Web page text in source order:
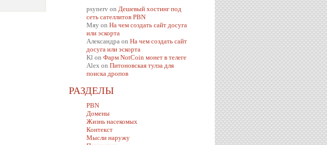
psynerv on Дешевый хостинг под
сеть сателлитов PBN
Мяу on На чем создать сайт досуга
или эскорта
Александра on На чем создать сайт
досуга или эскорта
Kl on Фарм NotCoin монет в телеге
Alex on Питоновская тулза для
поиска дропов
РАЗДЕЛЫ
PBN
Домены
Жизнь насекомых
Контекст
Мысли наружу